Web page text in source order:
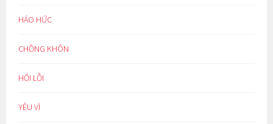
HÁO HỨC
CHỒNG KHÔN
HỐI LỖI
YÊU VÌ